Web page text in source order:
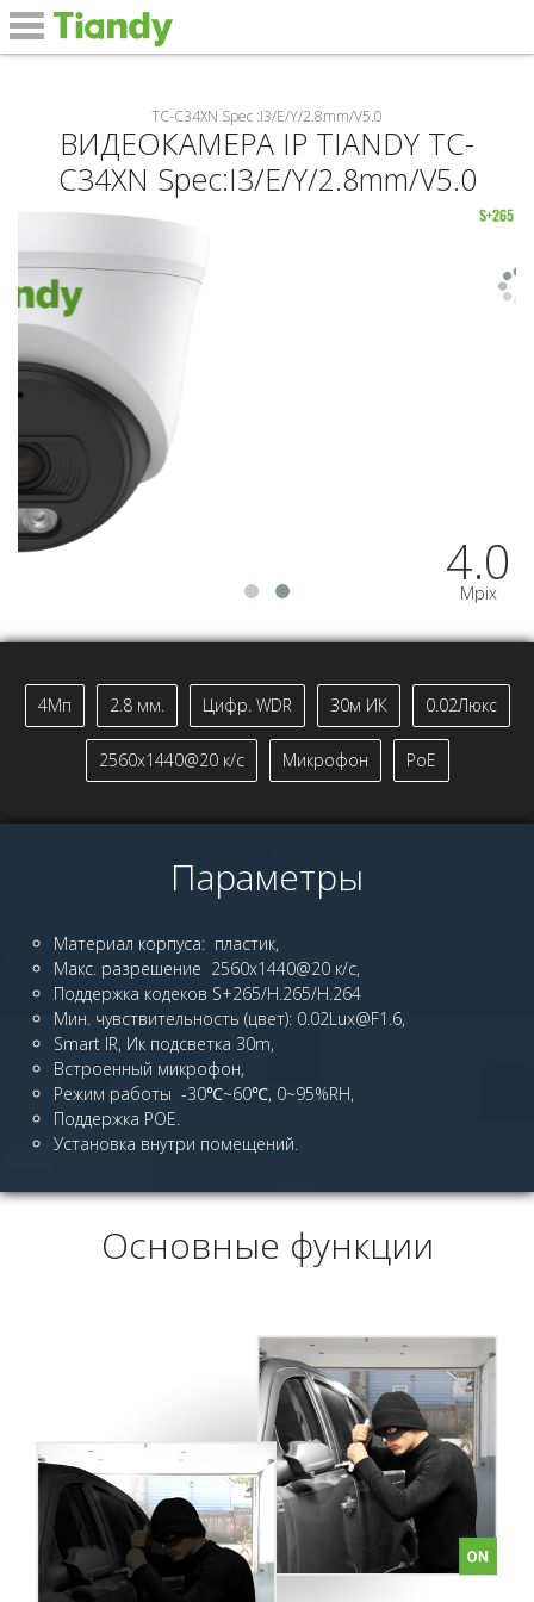
#
TC-C34XN Spec :I3/E/Y/2.8mm/V5.0
ВИДЕОКАМЕРА IP TIANDY TC-
C34XN Spec:I3/E/Y/2.8mm/V5.0
4.0
Mpix
4Мп 2.8 мм. Цифр. WDR 30м ИК 0.02Люкс
2560x1440@20 к/с Микрофон PoE
Параметры
Материал корпуса: пластик,
Макс. разрешение 2560x1440@20 к/с,
Поддержка кодеков S+265/H.265/H.264
Мин. чувствительность (цвет): 0.02Lux@F1.6,
Smart IR, Ик подсветка 30m,
Встроенный микрофон,
Режим работы -30℃~60℃, 0~95%RH,
Поддержка POE.
Установка внутри помещений.
Основные функции